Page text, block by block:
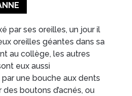
par ses oreilles, un jour il
oreilles géantes dans sa
au collège, les autres
eux aussi
une bouche aux dents
des boutons d’acnés, ou